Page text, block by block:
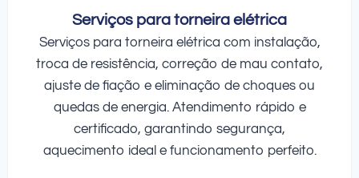
Serviços para torneira elétrica
Serviços para torneira elétrica com instalação,
troca de resistência, correção de mau contato,
ajuste de fiação e eliminação de choques ou
quedas de energia. Atendimento rápido e
certificado, garantindo segurança,
aquecimento ideal e funcionamento perfeito.